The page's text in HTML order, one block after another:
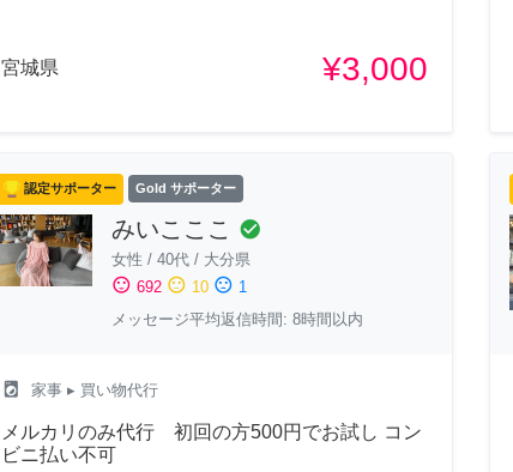
宮城県 ¥3,000
認定サポーター Gold サポーター
みいこここ check_circle
女性 / 40代 / 大分県
sentiment_satisfied 692 sentiment_neutral 10 sentiment_dissatisfied 1
メッセージ平均返信時間: 8時間以内
local_laundry_service 家事 ▸ 買い物代行
メルカリのみ代行 初回の方500円でお試し コン
ビニ払い不可